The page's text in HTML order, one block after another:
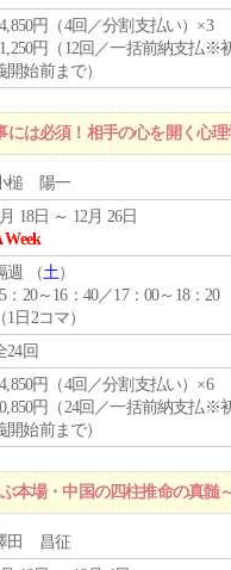
円（4回／分割支払い）×3
円（12回／一括前納支払※
開始前まで）
は必須！相手の心を開く心理
槌 陽一
18日 ～ 12月 26日
Week
週 （土）
：20～16：40／17：00～18：20
（1日2コマ）
24回
円（4回／分割支払い）×6
円（24回／一括前納支払※
開始前まで）
本場・中国の四柱推命の真髄
田 昌征